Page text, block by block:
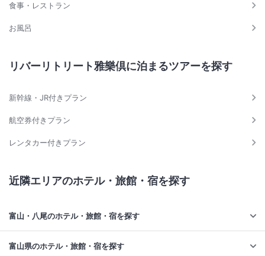
食事・レストラン
お風呂
リバーリトリート雅樂倶に泊まるツアーを探す
新幹線・JR付きプラン
航空券付きプラン
レンタカー付きプラン
近隣エリアのホテル・旅館・宿を探す
富山・八尾のホテル・旅館・宿を探す
富山県のホテル・旅館・宿を探す